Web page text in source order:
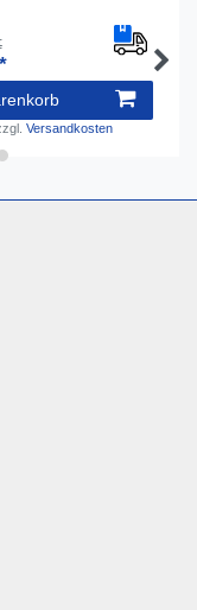
Versandkosten